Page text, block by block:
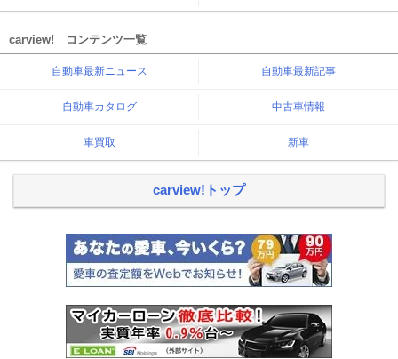
carview! コンテンツ一覧
自動車最新ニュース 自動車最新記事
自動車カタログ 中古車情報
車買取 新車
carview!トップ